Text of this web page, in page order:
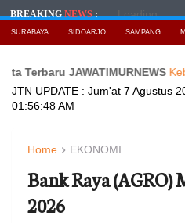
BREAKINGNEWS: Loading...
SURABAYA SIDOARJO SAMPANG
JAWATIMURNEWS Kebiasaan
JTN UPDATE : Jum'at 7 Agustus
01:56:50 AM
Home EKONOMI
Bank Raya (AGRO)
2026